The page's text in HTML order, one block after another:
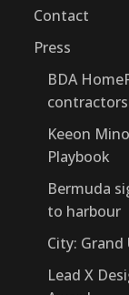
Contact
Press
BDA
Keeon
Playbook
Bermuda
to harbour
City:
Lead X